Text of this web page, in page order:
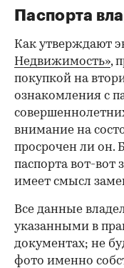
Паспорта
Как утверждают
Недвижимость»,
покупкой на
ознакомления с
внимание на
просрочен ли он.
паспорта вот-вот
имеет смысл
Все данные
указанными в
документах; не
фото именно